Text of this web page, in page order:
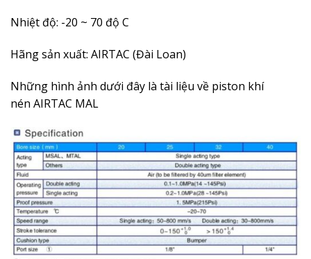
Nhiệt độ: -20 ~ 70 độ C
Hãng sản xuất: AIRTAC (Đài Loan)
Những hình ảnh dưới đây là tài liệu về piston khí
nén AIRTAC MAL